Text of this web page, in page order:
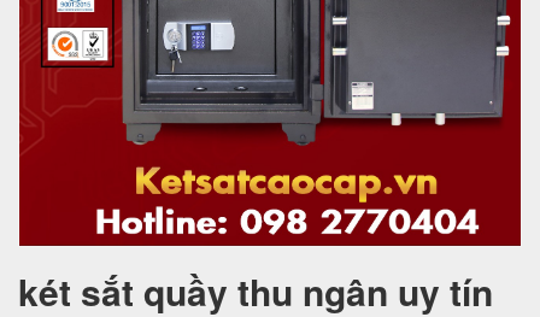
két sắt quầy thu ngân uy tín